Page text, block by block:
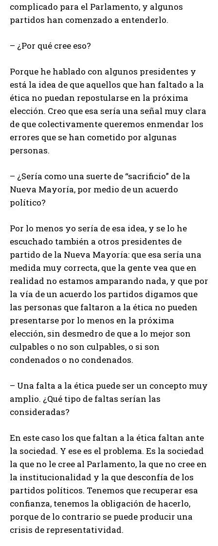
complicado para el Parlamento, y algunos
partidos han comenzado a entenderlo.
– ¿Por qué cree eso?
Porque he hablado con algunos presidentes y
está la idea de que aquellos que han faltado a la
ética no puedan repostularse en la próxima
elección. Creo que esa sería una señal muy clara
de que colectivamente queremos enmendar los
errores que se han cometido por algunas
personas.
– ¿Sería como una suerte de “sacrificio” de la
Nueva Mayoría, por medio de un acuerdo
político?
Por lo menos yo sería de esa idea, y se lo he
escuchado también a otros presidentes de
partido de la Nueva Mayoría: que esa sería una
medida muy correcta, que la gente vea que en
realidad no estamos amparando nada, y que por
la vía de un acuerdo los partidos digamos que
las personas que faltaron a la ética no pueden
presentarse por lo menos en la próxima
elección, sin desmedro de que a lo mejor son
culpables o no son culpables, o si son
condenados o no condenados.
– Una falta a la ética puede ser un concepto muy
amplio. ¿Qué tipo de faltas serían las
consideradas?
En este caso los que faltan a la ética faltan ante
la sociedad. Y ese es el problema. Es la sociedad
la que no le cree al Parlamento, la que no cree en
la institucionalidad y la que desconfía de los
partidos políticos. Tenemos que recuperar esa
confianza, tenemos la obligación de hacerlo,
porque de lo contrario se puede producir una
crisis de representatividad.